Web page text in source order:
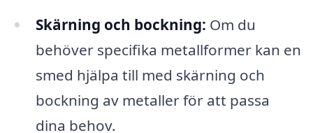
Skärning och bockning: Om du
behöver specifika metallformer kan en
smed hjälpa till med skärning och
bockning av metaller för att passa
dina behov.